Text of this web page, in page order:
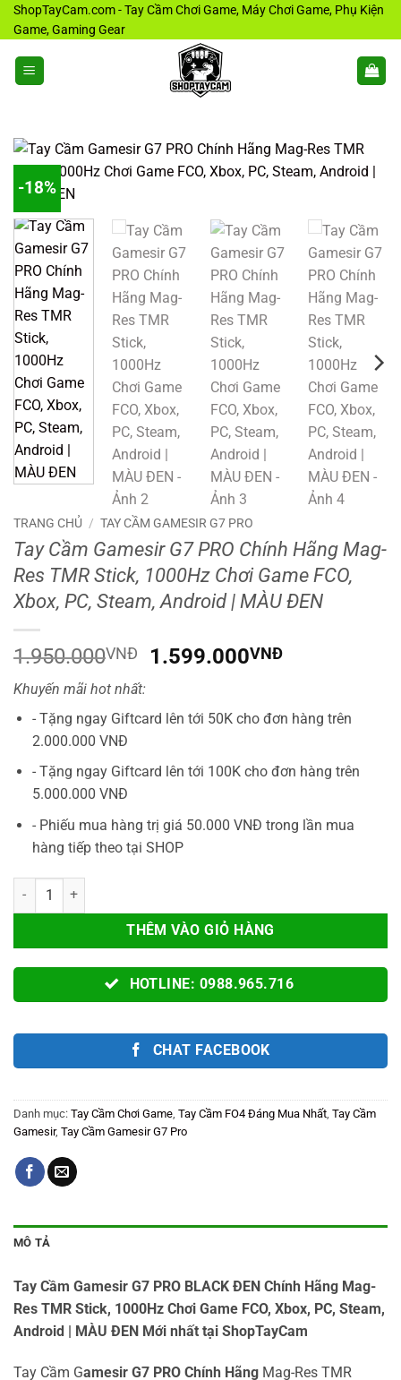
Bỏ
qua
nội
dung
ShopTayCam.com - Tay Cầm Chơi Game, Máy Chơi Game, Phụ Kiện
Game, Gaming Gear
-18%
TRANG CHỦ / TAY CẦM GAMESIR G7 PRO
Tay Cầm Gamesir G7 PRO Chính Hãng Mag-
Res TMR Stick, 1000Hz Chơi Game FCO,
Xbox, PC, Steam, Android | MÀU ĐEN
1.950.000VNĐ
Giá
1.950.000VNĐ.
1.599.000VNĐGiá
là:
Khuyến mãi hot nhất:
- Tặng ngay Giftcard lên tới 50K cho đơn hàng trên
2.000.000 VNĐ
- Tặng ngay Giftcard lên tới 100K cho đơn hàng trên
5.000.000 VNĐ
- Phiếu mua hàng trị giá 50.000 VNĐ trong lần mua
hàng tiếp theo tại SHOP
Tay Cầm Gamesir G7 PRO Chính Hãng Mag-Res TMR Stick,
THÊM VÀO GIỎ HÀNG
HOTLINE: 0988.965.716
CHAT FACEBOOK
Danh mục: Tay Cầm Chơi Game Tay Cầm FO4 Đáng Mua Nhất Tay Cầm
Gamesir, Tay Cầm Gamesir G7 Pro
MÔ TẢ
Tay Cầm Gamesir G7 PRO BLACK ĐEN Chính Hãng Mag-
Res TMR Stick, 1000Hz Chơi Game FCO, Xbox, PC, Steam,
Android | MÀU ĐEN Mới nhất tại ShopTayCam
Tay Cầm Gamesir G7 PRO Chính Hãng Mag-Res TMR